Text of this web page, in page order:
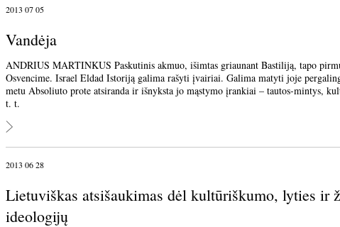
2013 07 05
Vandėja
ANDRIUS MARTINKUS Paskutinis akmuo, išimtas griaunant Bastiliją, tapo
Osvencime. Israel Eldad Istoriją galima rašyti įvairiai. Galima matyti joje
metu Absoliuto prote atsiranda ir išnyksta jo mąstymo įrankiai – tautos-mintys,
t. t.
2013 06 28
Lietuviškas atsišaukimas dėl kultūriškumo, lyties ir
ideologijų